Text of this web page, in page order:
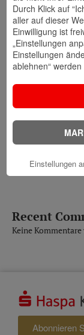
Recent
Konjunktur &
Märkte am Morgen
Gute Stimmung
Vorsprung weiter
Recent
Keine
Abonnieren
Durch Klick auf
aller auf dieser
Einwilligung ist
„Einstellungen
Einstellungen
ablehnen“
Einstellungen